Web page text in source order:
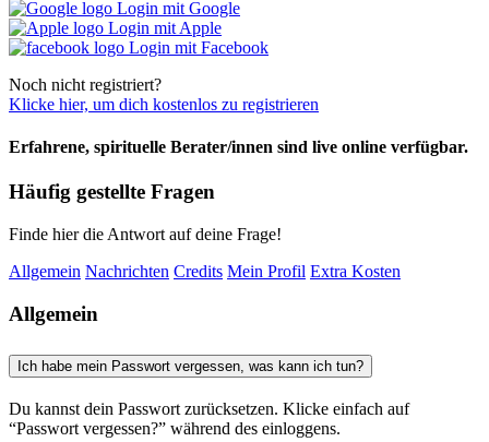
Login mit Google
Login mit Apple
Login mit Facebook
Noch nicht registriert?
Klicke hier, um dich kostenlos zu registrieren
Erfahrene, spirituelle Berater/innen sind live online verfügbar.
Häufig gestellte Fragen
Finde hier die Antwort auf deine Frage!
Allgemein Nachrichten Credits Mein Profil Extra Kosten
Allgemein
Ich habe mein Passwort vergessen, was kann ich tun?
Du kannst dein Passwort zurücksetzen. Klicke einfach auf
“Passwort vergessen?” während des einloggens.